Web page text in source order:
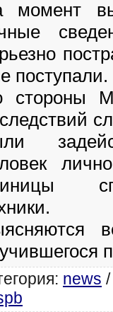
момент
поступали.
стороны
: news